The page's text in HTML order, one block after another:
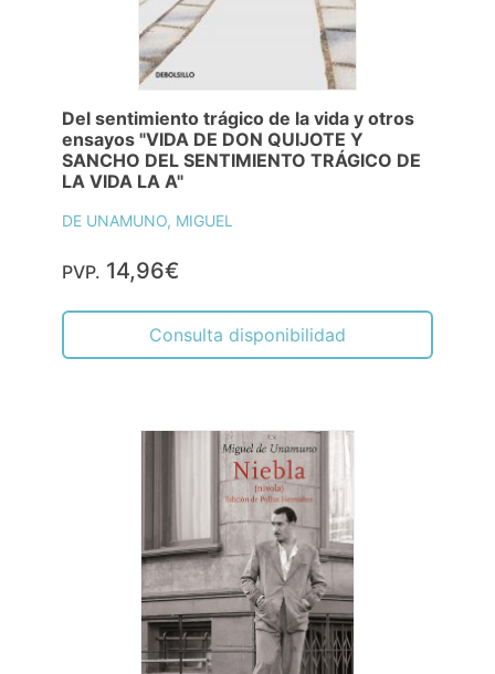
Del sentimiento trágico de la vida y otros
ensayos "VIDA DE DON QUIJOTE Y
SANCHO DEL SENTIMIENTO TRÁGICO DE
LA VIDA LA A"
DE UNAMUNO, MIGUEL
PVP. 14,96€
Consulta disponibilidad